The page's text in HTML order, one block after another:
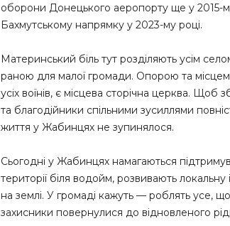
оборони Донецького аеропорту ще у 2015-
Бахмутському напрямку у 2023-му році.
Материнський біль тут розділяють усім
раною для малої громади. Опорою та
усіх воїнів, є місцева сторічна церква.
та благодійники спільними зусиллями
життя у Жабинцях не зупинялося.
Сьогодні у Жабинцях намагаються
території біля водойм, розвивають
на землі. У громаді кажуть — роблять усе,
захисники повернулися до відновленого